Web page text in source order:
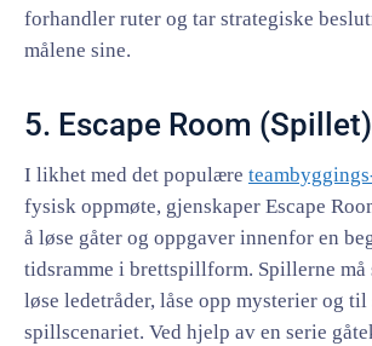
forhandler ruter og tar strategiske
målene sine.
5. Escape Room (Spillet)
I likhet med det populære
fysisk oppmøte, gjenskaper Escape
å løse gåter og oppgaver innenfor en
tidsramme i brettspillform. Spillerne må
løse ledetråder, låse opp mysterier og
spillscenariet. Ved hjelp av en serie